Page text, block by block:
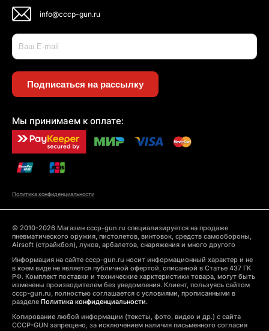
info@cccp-gun.ru
Подписаться на рассылку
Мы принимаем к оплате:
Политика конфиденциальности
© 2010-2026 Магазин cccp-gun.ru специализируется на продаже
пневматического оружия, пистолетов, винтовок, средств самообороны,
Airsoft (страйкбол), луков, арбалетов, снаряжения и много другого
Информация на сайте cccp-gun.ru носит информационный характер и не
в коем виде не является публичной офертой, описанной в Статье 437 ГК
РФ. Комплект поставки и технические харктеристики товара, могут быть
изменены производителем без уведомления. Клиент, пользуясь сайтом
cccp-gun.ru, полностью соглашается с условиями, прописанными в
разделе Политика конфиденциальности.
Копирование любой информации (тексты, фото, видео и др.) с сайта
CCCP-GUN запрещено, за исключением наличия письменного согласия